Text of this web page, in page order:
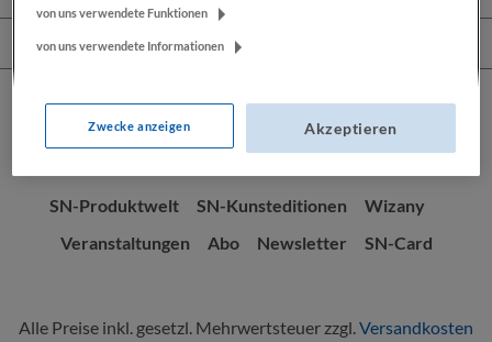
Service-Hotline
SN-Produktwelt SN-Kunsteditionen
Wizany
Veranstaltungen
Abo Newsletter SN-Card
Alle Preise inkl. gesetzl. Mehrwertsteuer zzgl.Versandkosten
von uns verwendete Funktionen
von uns verwendete Informationen
Zwecke anzeigen Akzeptieren